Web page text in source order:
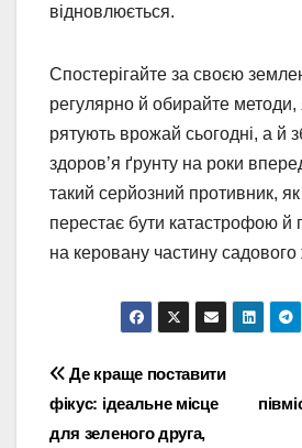
відновлюється.
Спостерігайте за своєю
регулярно й обирайте методи,
рятують врожай сьогодні, а й
здоров’я ґрунту на роки
такий серйозний противник,
перестає бути катастрофою й
на керовану частину садового
Навігація
записів
Де краще поставити
фікус: ідеальне місце
для зеленого друга,